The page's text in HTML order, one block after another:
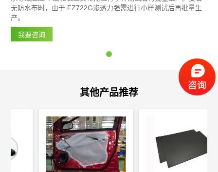
无防水布时，由于 FZ722G渗透力强需进行小样测试后再批量生
产。
我要咨询
其他产品推荐